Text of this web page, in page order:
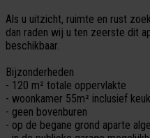
Als u uitzicht, ruimte en rust
dan raden wij u ten zeerste dit
beschikbaar.
Bijzonderheden
- 120 m² totale oppervlakte
- woonkamer 55m² inclusief
- geen bovenburen
- op de begane grond aparte